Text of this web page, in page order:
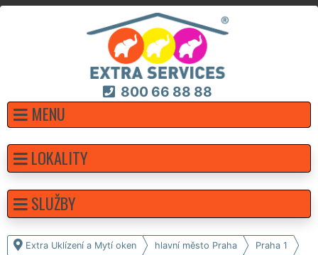
800 66 88 88
MENU
Extra Uklízení a Mytí oken hlavní město Praha Praha 1
LOKALITY
SLUŽBY